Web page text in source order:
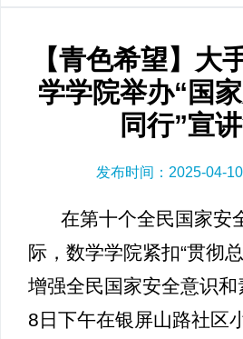
【青色希望】大
学学院举办“国
同行”宣
发布时间：2025-04-10
在第十个全民国家安
际，数学学院紧扣“贯彻
增强全民国家安全意识和
8日下午在银屏山路社区